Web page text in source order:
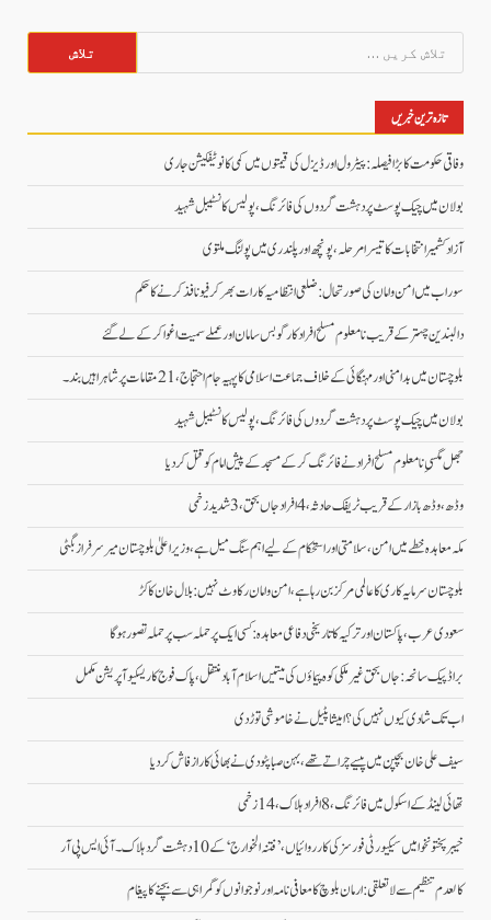
کریں
برائے:
تازہ ترین خبریں
وفاقی حکومت کا بڑا فیصلہ: پیٹرول اور ڈیزل کی قیمتوں میں کمی کا نوٹیفکیشن جاری
بولان میں چیک پوسٹ پر دہشت گردوں کی فائرنگ، پولیس کانسٹیبل شہید
آزاد کشمیر انتخابات کا تیسرا مرحلہ، پونچھ اور پلندری میں پولنگ ملتوی
سوراب میں امن و امان کی صورتحال: ضلعی انتظامیہ کا رات بھر کرفیو نافذ کرنے کا حکم
دالبندین چہتر کے قریب نامعلوم مسلح افراد کارگو بس سامان اور عملے سمیت اغوا کر کے لے گئے
بلوچستان میں بدامنی اور مہنگائی کے خلاف جماعت اسلامی کا پہیہ جام احتجاج، 21 مقامات پر شاہراہیں بند۔
بولان میں چیک پوسٹ پر دہشت گردوں کی فائرنگ، پولیس کانسٹیبل شہید
جھل مگسیِ نامعلوم مسلح افراد نے فائرنگ کرکے مسجد کے پیش امام کو قتل کردیا
وڈھ، وڈھ بازار کے قریب ٹریفک حادثہ، 4 افراد جاں بحق، 3 شدید زخمی
مکہ معاہدہ خطے میں امن، سلامتی اور استحکام کے لیے اہم سنگ میل ہے، وزیراعلیٰ بلوچستان میر سرفراز بگٹی
بلوچستان سرمایہ کاری کا عالمی مرکز بن رہا ہے، امن و امان رکاوٹ نہیں: بلال خان کاکڑ
سعودی عرب، پاکستان اور ترکیہ کا تاریخی دفاعی معاہدہ: کسی ایک پر حملہ سب پر حملہ تصور ہوگا
براڈ پیک سانحہ: جاں بحق غیر ملکی کوہ پیماؤں کی میتیں اسلام آباد منتقل، پاک فوج کا ریسکیو آپریشن مکمل
اب تک شادی کیوں نہیں کی؟ امیشا پٹیل نے خاموشی توڑ دی
سیف علی خان بچپن میں پیسے چراتے تھے، بہن صبا پٹودی نے بھائی کا راز فاش کردیا
تھائی لینڈ کے اسکول میں فائرنگ، 8 افراد ہلاک، 14 زخمی
خیبر پختونخوا میں سیکیورٹی فورسز کی کارروائیاں، ’فتنہ الخوارج‘ کے 10 دہشت گرد ہلاک۔آئی ایس پی آر
کالعدم تنظیم سے لاتعلقی: ارمان بلوچ کا معافی نامہ اور نوجوانوں کو گمراہی سے بچنے کا پیغام